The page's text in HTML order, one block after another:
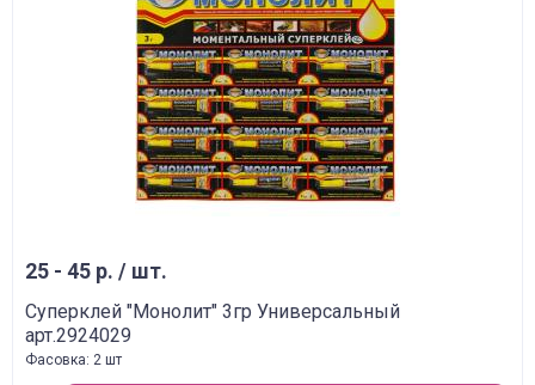
25 - 45 р. / шт.
Суперклей "Монолит" 3гр Универсальный
арт.2924029
Фасовка: 2 шт